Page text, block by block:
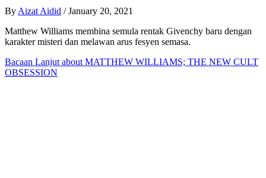
By Aizat Aidid / January 20, 2021
Matthew Williams membina semula rentak Givenchy baru dengan
karakter misteri dan melawan arus fesyen semasa.
Bacaan Lanjut about MATTHEW WILLIAMS; THE NEW CULT
OBSESSION